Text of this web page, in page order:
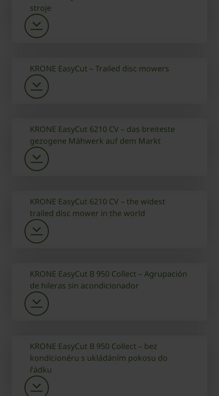
stroje
KRONE EasyCut – Trailed disc mowers
KRONE EasyCut 6210 CV – das breiteste
gezogene Mähwerk auf dem Markt
KRONE EasyCut 6210 CV – the widest
trailed disc mower in the world
KRONE EasyCut B 950 Collect – Agrupación
de hileras sin acondicionador
KRONE EasyCut B 950 Collect – bez
kondicionéru s ukládáním pokosu do
řádku